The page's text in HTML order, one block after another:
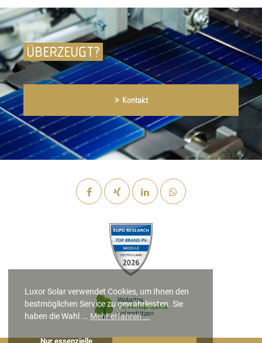
Luxor Solar verwendet Cookies, um Ihnen den
bestmöglichen Service zu gewährleisten. Sie
haben die Wahl ... Mehr erfahren ...
Nur essenzielle
ÜBERZEUGT?
Kontakt